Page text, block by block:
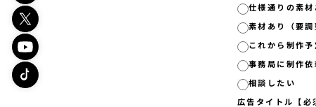
仕様通りの素材
素材あり（要調
これから制作予
事務局に制作依
相談したい
広告タイトル【必